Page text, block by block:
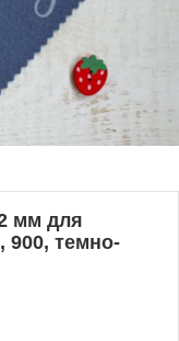
мм для
900, темно-